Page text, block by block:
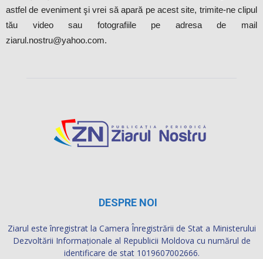
astfel de eveniment şi vrei să apară pe acest site, trimite-ne clipul
tău video sau fotografiile pe adresa de mail
ziarul.nostru@yahoo.com.
DESPRE NOI
Ziarul este înregistrat la Camera Înregistrării de Stat a Ministerului
Dezvoltării Informaţionale al Republicii Moldova cu numărul de
identificare de stat 1019607002666.